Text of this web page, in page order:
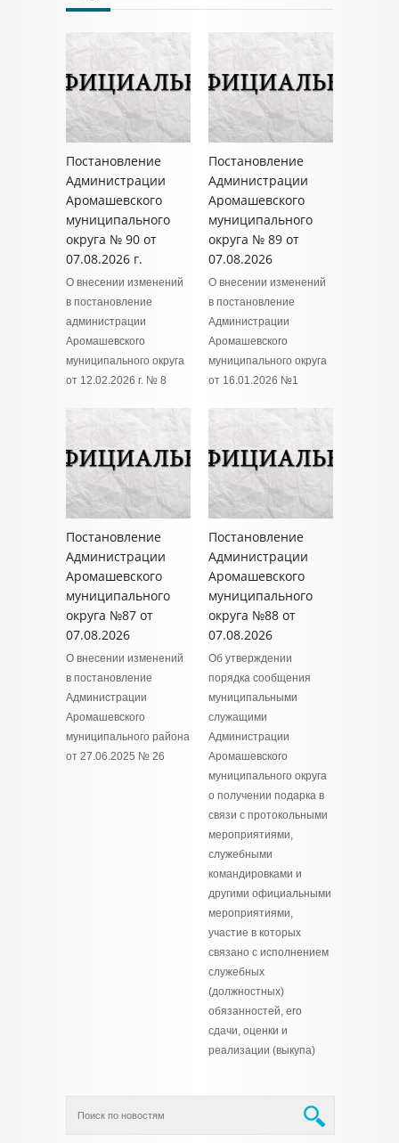
Постановление
Администрации
Аромашевского
муниципального
округа № 90 от
07.08.2026 г.
О внесении изменений
в постановление
администрации
Аромашевского
муниципального округа
от 12.02.2026 г. № 8
Постановление
Администрации
Аромашевского
муниципального
округа № 89 от
07.08.2026
О внесении изменений
в постановление
Администрации
Аромашевского
муниципального округа
от 16.01.2026 №1
Постановление
Администрации
Аромашевского
муниципального
округа №87 от
07.08.2026
О внесении изменений
в постановление
Администрации
Аромашевского
муниципального района
от 27.06.2025 № 26
Постановление
Администрации
Аромашевского
муниципального
округа №88 от
07.08.2026
Об утверждении
порядка сообщения
муниципальными
служащими
Администрации
Аромашевского
муниципального округа
о получении подарка в
связи с протокольными
мероприятиями,
служебными
командировками и
другими официальными
мероприятиями,
участие в которых
связано с исполнением
служебных
(должностных)
обязанностей, его
сдачи, оценки и
реализации (выкупа)